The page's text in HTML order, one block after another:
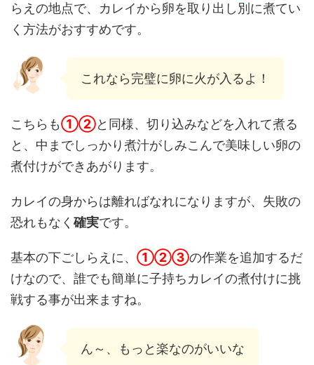
らえの地点で、カレイから卵を取り出し別に煮てい
く方法がおすすめです。
これなら完璧に卵に火が入るよ！
こちらも①②と同様、切り込みなどを入れて煮る
と、中までしっかり煮汁がしみこんで美味しい卵の
煮付けができあがります。
カレイの身からは離ればなれになりますが、失敗の
恐れもなく確実です。
基本の下ごしらえに、 ①②③の作業を追加するだ
けなので、誰でも簡単に子持ちカレイの煮付けに挑
戦する事が出来ますね。
ん～、もっと楽なのがいいな